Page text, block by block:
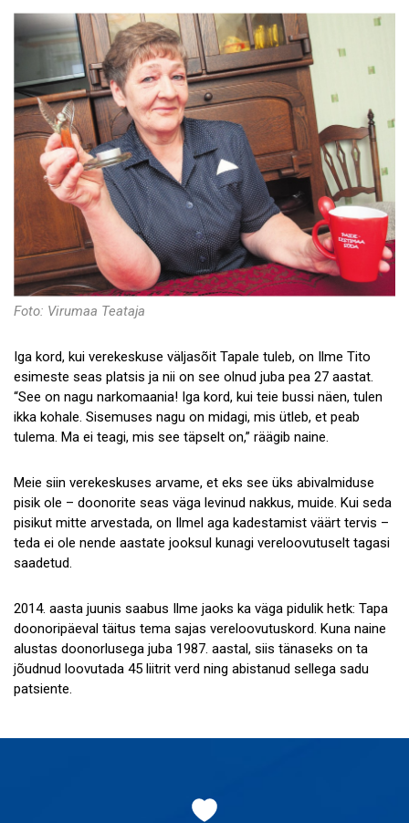
Doonorite ja sõprade lood
Foto: Virumaa Teataja
Iga kord, kui verekeskuse väljasõit Tapale tuleb, on Ilme Tito
esimeste seas platsis ja nii on see olnud juba pea 27 aastat.
“See on nagu narkomaania! Iga kord, kui teie bussi näen, tulen
ikka kohale. Sisemuses nagu on midagi, mis ütleb, et peab
tulema. Ma ei teagi, mis see täpselt on,” räägib naine.
Meie siin verekeskuses arvame, et eks see üks abivalmiduse
pisik ole – doonorite seas väga levinud nakkus, muide. Kui seda
pisikut mitte arvestada, on Ilmel aga kadestamist väärt tervis –
teda ei ole nende aastate jooksul kunagi vereloovutuselt tagasi
saadetud.
2014. aasta juunis saabus Ilme jaoks ka väga pidulik hetk: Tapa
doonoripäeval täitus tema sajas vereloovutuskord. Kuna naine
alustas doonorlusega juba 1987. aastal, siis tänaseks on ta
jõudnud loovutada 45 liitrit verd ning abistanud sellega sadu
patsiente.